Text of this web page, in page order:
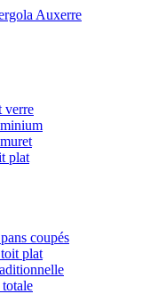
verre
plat
coupés
plat